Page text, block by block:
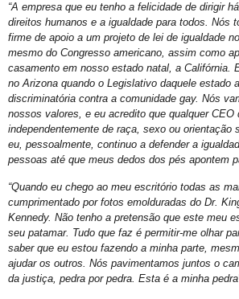
60+
Na sede do
“A empresa que eu tenho a felicidade de dirigir
direitos humanos e a igualdade para todos. Nós
firme de apoio a um projeto de lei de igualdade
mesmo do Congresso americano, assim como
casamento em nosso estado natal, a Califórnia.
no Arizona quando o Legislativo daquele estado
discriminatória contra a comunidade gay. Nós
nossos valores, e eu acredito que qualquer CEO
independentemente de raça, sexo ou orientação
eu, pessoalmente, continuo a defender a
pessoas até que meus dedos dos pés apontem
“Quando eu chego ao meu escritório todas as
cumprimentado por fotos emolduradas do Dr.
Kennedy. Não tenho a pretensão que este meu
seu patamar. Tudo que faz é permitir-me olhar
saber que eu estou fazendo a minha parte,
ajudar os outros. Nós pavimentamos juntos o
da justiça, pedra por pedra. Esta é a minha